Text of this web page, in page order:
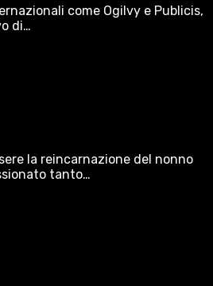
come Ogilvy e Publicis,
di…
la reincarnazione del nonno
tanto…